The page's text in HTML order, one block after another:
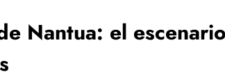
Nantua: el